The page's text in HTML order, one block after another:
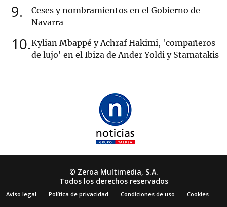
9
Ceses y nombramientos en el Gobierno de
Navarra
10 Kylian Mbappé y Achraf Hakimi, 'compañeros
de lujo' en el Ibiza de Ander Yoldi y Stamatakis
© Zeroa Multimedia, S.A.
Todos los derechos reservados
Aviso legal Política de privacidad Condiciones de uso Cookies